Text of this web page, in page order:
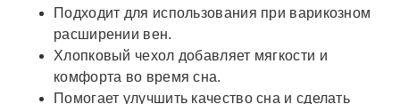
Подходит для использования при варикозном
расширении вен.
Хлопковый чехол добавляет мягкости и
комфорта во время сна.
Помогает улучшить качество сна и сделать